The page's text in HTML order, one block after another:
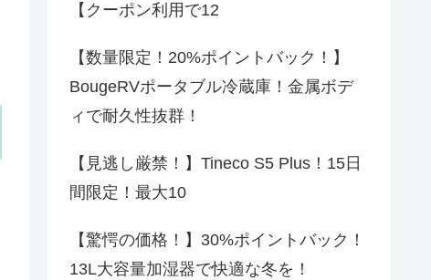
【クーポン利用で12
【数量限定！20%ポイントバック！】
BougeRVポータブル冷蔵庫！金属ボデ
ィで耐久性抜群！
【見逃し厳禁！】Tineco S5 Plus！15日
間限定！最大10
【驚愕の価格！】30%ポイントバック！
13L大容量加湿器で快適な冬を！